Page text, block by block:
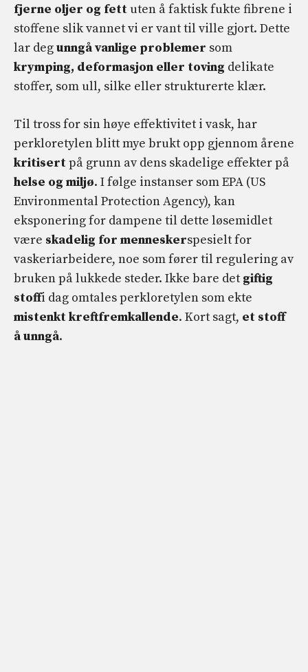
fjerne oljer og fett uten å faktisk fukte fibrene i
stoffene slik vannet vi er vant til ville gjort. Dette
lar degunngå vanlige problemer som
krymping, deformasjon eller toving delikate
stoffer, som ull, silke eller strukturerte klær.
Til tross for sin høye effektivitet i vask, har
perkloretylen blitt mye brukt opp gjennom årene
kritisertpå grunn av dens skadelige effekter på
helse og miljø. I følge instanser som EPA (US
Environmental Protection Agency), kan
eksponering for dampene til dette løsemidlet
være skadelig for menneskerspesielt for
vaskeriarbeidere, noe som fører til regulering av
bruken på lukkede steder. Ikke bare det giftig
stoffi dag omtales perkloretylen som ekte
mistenkt kreftfremkallende. Kort sagt, et stoff
å unngå.